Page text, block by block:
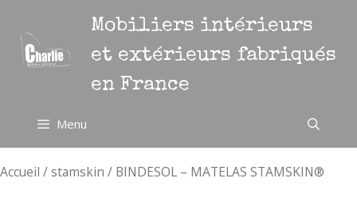
contenu
Mobiliers intérieurs
et extérieurs fabriqués
en France
Menu
Accueil /stamskin / BINDESOL – MATELAS STAMSKIN®